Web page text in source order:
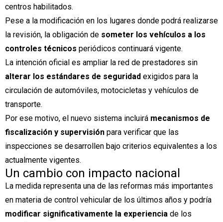
centros habilitados.
Pese a la modificación en los lugares donde podrá realizarse
la revisión, la obligación de someter los vehículos a los
controles técnicos periódicos continuará vigente.
La intención oficial es ampliar la red de prestadores sin
alterar los estándares de seguridad exigidos para la
circulación de automóviles, motocicletas y vehículos de
transporte.
Por ese motivo, el nuevo sistema incluirá mecanismos de
fiscalización y supervisión para verificar que las
inspecciones se desarrollen bajo criterios equivalentes a los
actualmente vigentes.
Un cambio con impacto nacional
La medida representa una de las reformas más importantes
en materia de control vehicular de los últimos años y podría
modificar significativamente la experiencia de los